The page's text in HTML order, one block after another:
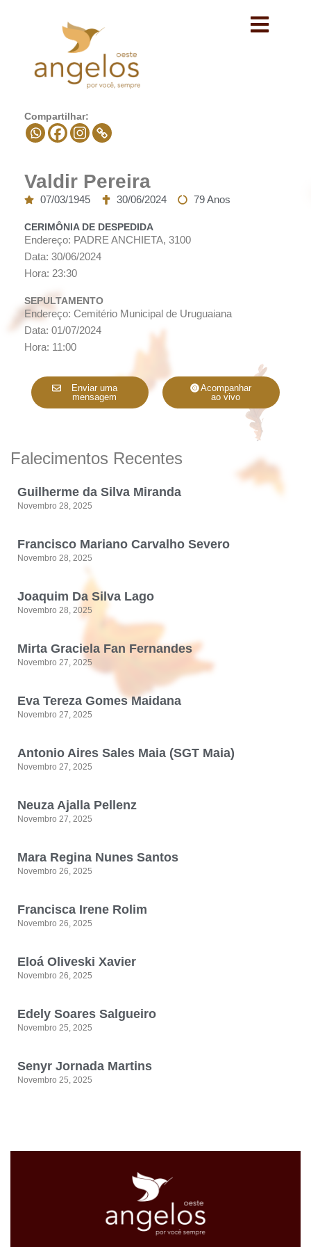
Compartilhar:
Valdir Pereira
07/03/1945 30/06/2024 79 Anos
CERIMÔNIA DE DESPEDIDA
Endereço: PADRE ANCHIETA, 3100
Data: 30/06/2024
Hora: 23:30
SEPULTAMENTO
Endereço: Cemitério Municipal de Uruguaiana
Data: 01/07/2024
Hora: 11:00
Enviar uma
mensagem
Acompanhar
ao vivo
Falecimentos Recentes
Guilherme da Silva Miranda
Novembro 28, 2025
Francisco Mariano Carvalho Severo
Novembro 28, 2025
Joaquim Da Silva Lago
Novembro 28, 2025
Mirta Graciela Fan Fernandes
Novembro 27, 2025
Eva Tereza Gomes Maidana
Novembro 27, 2025
Antonio Aires Sales Maia (SGT Maia)
Novembro 27, 2025
Neuza Ajalla Pellenz
Novembro 27, 2025
Mara Regina Nunes Santos
Novembro 26, 2025
Francisca Irene Rolim
Novembro 26, 2025
Eloá Oliveski Xavier
Novembro 26, 2025
Edely Soares Salgueiro
Novembro 25, 2025
Senyr Jornada Martins
Novembro 25, 2025